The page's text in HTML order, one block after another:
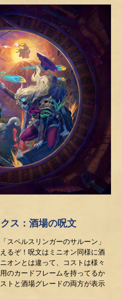
ス：酒場の呪文
スペルスリンガーのサルーン」
るぞ！呪文はミニオン同様に酒
オンとは違って、コストは様々
のカードフレームを持ってるか
トと酒場グレードの両方が表示